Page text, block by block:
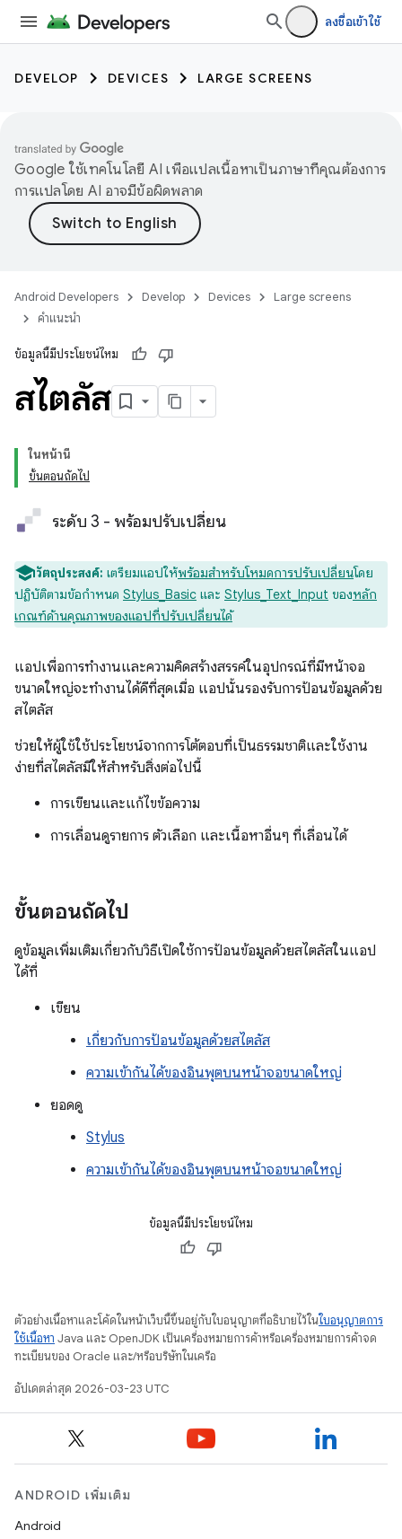
ลงชื่อเข้าใช้
DEVELOP DEVICES LARGE SCREENS
Google ใช้เทคโนโลยี AI เพื่อแปลเนื้อหาเป็นภาษาที่คุณต้องการ
การแปลโดย AI อาจมีข้อผิดพลาด
Android Developers Develop Devices
Large screens
คำแนะนำ
ข้อมูลนี้มีประโยชน์ไหม
สไตลัส
ในหน้านี้
ขั้นตอนถัดไป
ระดับ 3 - พร้อมปรับเปลี่ยน
วัตถุประสงค์: เตรียมแอปให้พร้อมสำหรับโหมดการปรับเปลี่ยนโดย
ปฏิบัติตามข้อกำหนด Stylus_Basic และ Stylus_Text_Input ของหลัก
เกณฑ์ด้านคุณภาพของแอปที่ปรับเปลี่ยนได้
แอปเพื่อการทำงานและความคิดสร้างสรรค์ในอุปกรณ์ที่มีหน้าจอ
ขนาดใหญ่จะทำงานได้ดีที่สุดเมื่อ แอปนั้นรองรับการป้อนข้อมูลด้วย
สไตลัส
ช่วยให้ผู้ใช้ใช้ประโยชน์จากการโต้ตอบที่เป็นธรรมชาติและใช้งาน
ง่ายที่สไตลัสมีให้สำหรับสิ่งต่อไปนี้
การเขียนและแก้ไขข้อความ
การเลื่อนดูรายการ ตัวเลือก และเนื้อหาอื่นๆ ที่เลื่อนได้
ขั้นตอนถัดไป
ดูข้อมูลเพิ่มเติมเกี่ยวกับวิธีเปิดใช้การป้อนข้อมูลด้วยสไตลัสในแอป
ได้ที่
เขียน
เกี่ยวกับการป้อนข้อมูลด้วยสไตลัส
ความเข้ากันได้ของอินพุตบนหน้าจอขนาดใหญ่
ยอดดู
Stylus
ความเข้ากันได้ของอินพุตบนหน้าจอขนาดใหญ่
ข้อมูลนี้มีประโยชน์ไหม
ตัวอย่างเนื้อหาและโค้ดในหน้าเว็บนี้ขึ้นอยู่กับใบอนุญาตที่อธิบายไว้ในใบอนุญาตการ
ใช้เนื้อหา Java และ OpenJDK เป็นเครื่องหมายการค้าหรือเครื่องหมายการค้าจด
ทะเบียนของ Oracle และ/หรือบริษัทในเครือ
อัปเดตล่าสุด 2026-03-23 UTC
ANDROID เพิ่มเติม
Android